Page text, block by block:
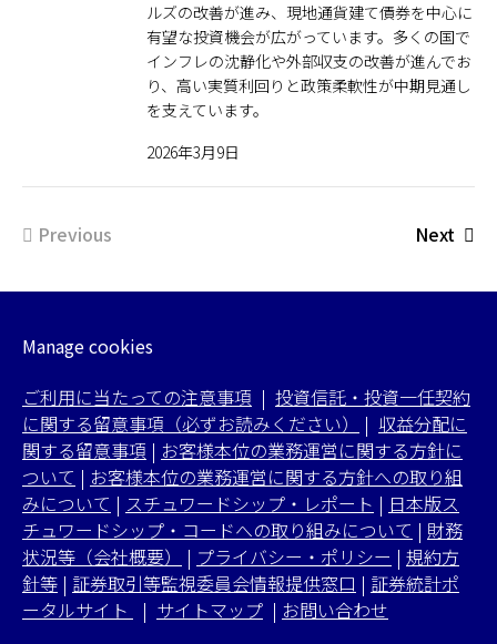
ルズの改善が進み、現地通貨建て債券を中心に
有望な投資機会が広がっています。多くの国で
インフレの沈静化や外部収支の改善が進んでお
り、高い実質利回りと政策柔軟性が中期見通し
を支えています。
2026年3月9日
Previous Next
Manage cookies
ご利用に当たっての注意事項 | 投資信託・投資一任契約
に関する留意事項（必ずお読みください）
| 収益分配に
関する留意事項 | お客様本位の業務運営に関する方針に
ついて | お客様本位の業務運営に関する方針への取り組
みについて | スチュワードシップ・レポート | 日本版ス
チュワードシップ・コードへの取り組みについて | 財務
状況等（会社概要）
| プライバシー・ポリシー | 規約方
針等 | 証券取引等監視委員会情報提供窓口 | 証券統計ポ
ータルサイト
| サイトマップ | お問い合わせ